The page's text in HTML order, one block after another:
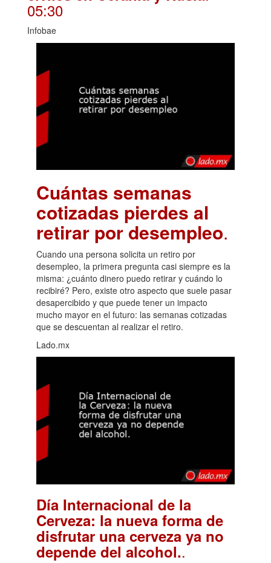
05:30
Infobae
Cuántas semanas
cotizadas pierdes al
retirar por desempleo.
Cuando una persona solicita un retiro por
desempleo, la primera pregunta casi siempre es la
misma: ¿cuánto dinero puedo retirar y cuándo lo
recibiré? Pero, existe otro aspecto que suele pasar
desapercibido y que puede tener un impacto
mucho mayor en el futuro: las semanas cotizadas
que se descuentan al realizar el retiro.
Lado.mx
Día Internacional de la
Cerveza: la nueva forma de
disfrutar una cerveza ya no
depende del alcohol..